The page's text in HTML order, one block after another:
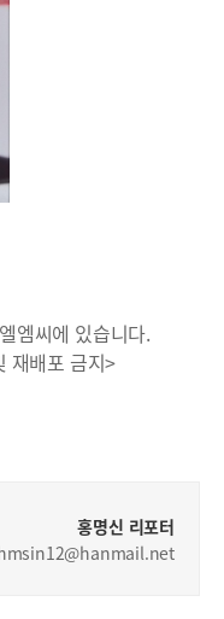
엠씨에 있습니다.
재배포 금지>
홍명신 리포터